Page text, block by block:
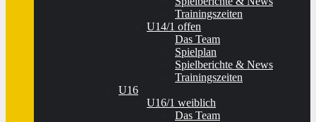
Trainingszeiten
U14/1 offen
Das Team
Spielplan
Spielberichte & News
Trainingszeiten
U16
U16/1 weiblich
Das Team